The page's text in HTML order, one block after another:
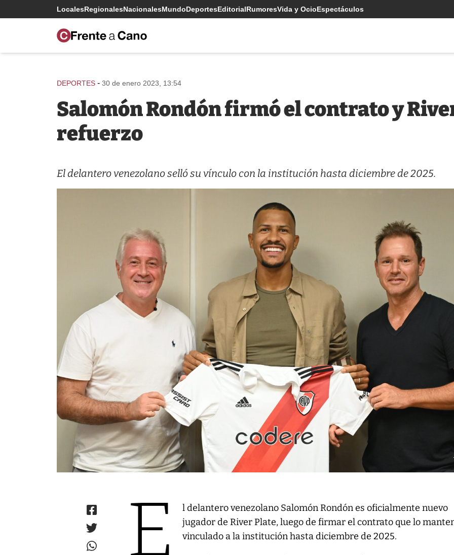
LocalesRegionalesNacionalesMundoDeportesEditorialRumoresVida y OcioEspectáculos
DEPORTES - 30 de enero 2023, 13:54
Salomón Rondón firmó el contrato y
refuerzo
El delantero venezolano selló su vínculo con la institución hasta diciembre de 2025.
E
l delantero venezolano Salomón Rondón es oficialmente nuevo
jugador de River Plate, luego de firmar el contrato que lo
vinculado a la institución hasta diciembre de 2025.